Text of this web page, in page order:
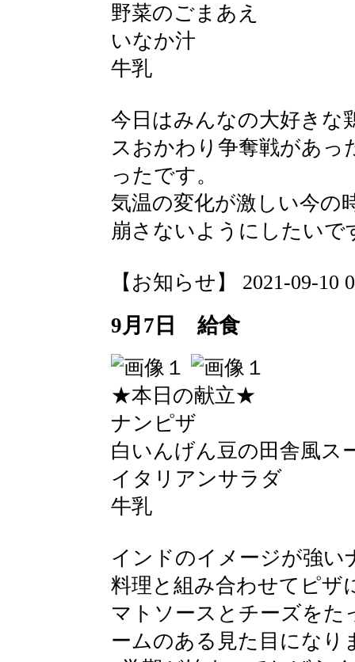
野菜のごまあえ
いなか汁
牛乳
今日はみんなの大好きな
スおかわり争奪戦があっ
ったです。
気温の変化が激しい今の
崩さないようにしたいで
【お知らせ】 2021-09-10
9月7日 給食
★本日の献立★
ナンピザ
白いんげん豆の田舎風ス
イタリアンサラダ
牛乳
インドのイメージが強い
料理と組み合わせてピザ
マトソースとチーズを
ームのある見た目になり